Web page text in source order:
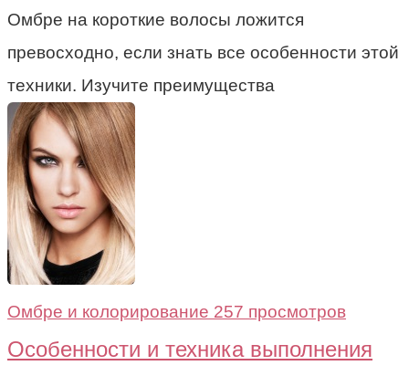
Омбре на короткие волосы ложится
превосходно, если знать все особенности этой
техники. Изучите преимущества
Омбре и колорирование 257 просмотров
Особенности и техника выполнения